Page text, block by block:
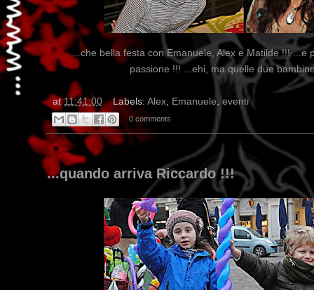
...che bella festa con Emanuele, Alex e Matilde !!! ...e
passione !!! ...ehi, ma quelle due
at11:41:00 Labels: Alex, Emanuele eventi
0 comments
...quando arriva Riccardo !!!